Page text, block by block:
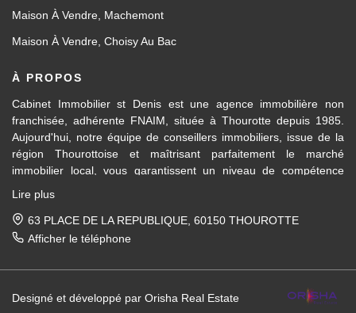
Maison À Vendre, Machemont
Maison À Vendre, Choisy Au Bac
À PROPOS
Cabinet Immobilier st Denis est une agence immobilière non
franchisée, adhérente FNAIM, située à Thourotte depuis 1985.
Aujourd'hui, notre équipe de conseillers immobiliers, issue de la
région Thourottoise et maîtrisant parfaitement le marché
immobilier local, vous garantissent un niveau de compétence
immobilière ainsi qu'en location et gestion.
Des formations régulières dispensées en interne et par la FNAIM,
Pour la vente de votre maison, appartement, terrain, immeuble
entre Ressons-sur-Matz et Attichy et sur tous les villages et
Lire plus
63 PLACE DE LA REPUBLIQUE, 60150 THOUROTTE
Afficher le téléphone
Designé et développé par Orisha Real Estate